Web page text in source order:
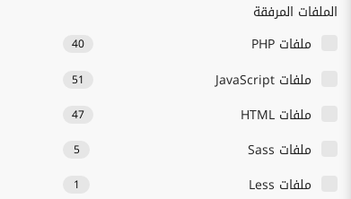
الملفات المرفقة
ملفات PHP
40
ملفات JavaScript 51
ملفات HTML 47
ملفات Sass 5
ملفات Less 1